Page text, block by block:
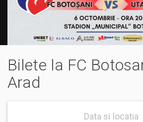
Bilete la FC
Arad
Data si locatia